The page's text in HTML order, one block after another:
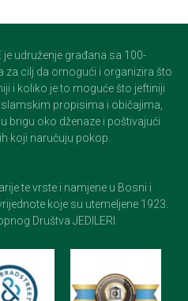
udruženje građana sa 100-
cilj da omogući i organizira što
i koliko je to moguće što jeftiniji
propisima i običajima,
brigu oko dženaze i poštivajući
koji naručuju pokop.
te vrste i namjene u Bosni i
koje su utemeljene 1923.
Društva JEDILERI.